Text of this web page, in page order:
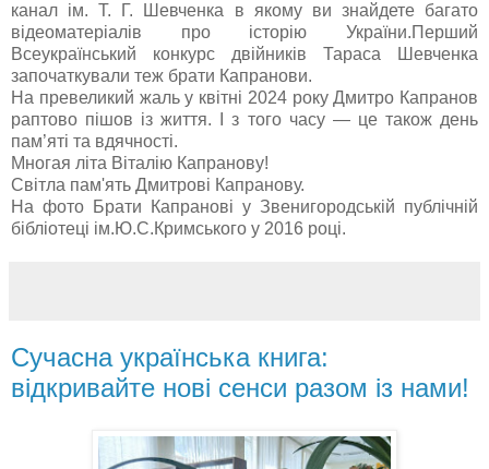
канал ім. Т. Г. Шевченка в якому ви знайдете багато
відеоматеріалів про історію України.Перший
Всеукраїнський конкурс двійників Тараса Шевченка
започаткували теж брати Капранови.
На превеликий жаль у квітні 2024 року Дмитро Капранов
раптово пішов із життя. І з того часу — це також день
пам’яті та вдячності.
Многая літа Віталію Капранову!
Світла пам'ять Дмитрові Капранову.
На фото Брати Капранові у Звенигородській публічній
бібліотеці ім.Ю.С.Кримського у 2016 році.
Сучасна українська книга:
відкривайте нові сенси разом із нами!